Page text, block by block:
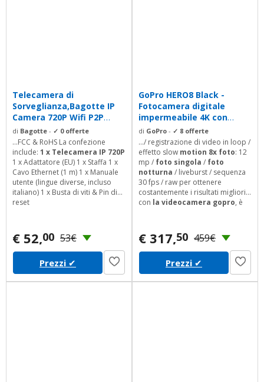
Telecamera di
Sorveglianza,Bagotte IP
Camera 720P Wifi P2P
Pan/Tilt Videocamera...
di Bagotte - ✓ 0 offerte
...FCC & RoHS La confezione
include: 1 x Telecamera IP 720P
1 x Adattatore (EU) 1 x Staffa 1 x
Cavo Ethernet (1 m) 1 x Manuale
utente (lingue diverse, incluso
italiano) 1 x Busta di viti & Pin di
reset
€ 52,00 53€
Prezzi ✔
GoPro HERO8 Black -
Fotocamera digitale
impermeabile 4K con
stabilizzazione...
di GoPro - ✓ 8 offerte
.../ registrazione di video in loop /
effetto slow motion 8x foto: 12
mp / foto singola / foto
notturna / liveburst / sequenza
30 fps / raw per ottenere
costantemente i risultati migliori
con la videocamera gopro, è
comprovata. Consigliamo di
acquistare solo schede microsd
di marca tramite i rivenditori
€ 317,50 459€
Prezzi ✔